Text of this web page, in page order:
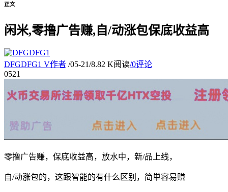
正文
闲米,零撸广告赚,自/动涨包保底收益高
DFGDFG1 V作者 /05-21/8.82 K阅读/0评论
0521
零撸广告赚，保底收益高，放水中，新/品上线，
自/动涨包的，这跟智能的有什么区别，简単容易赚